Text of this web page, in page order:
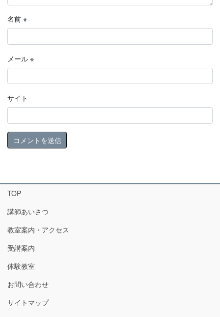
名前 ※
メール ※
サイト
TOP
講師あいさつ
教室案内・アクセス
受講案内
体験教室
お問い合わせ
サイトマップ